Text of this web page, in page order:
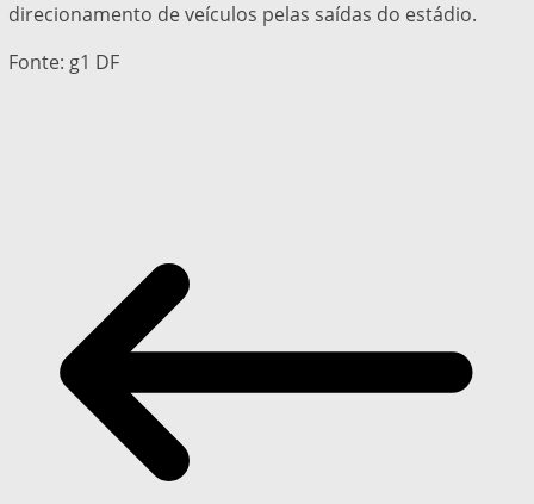
direcionamento de veículos pelas saídas do estádio.
Fonte: g1 DF